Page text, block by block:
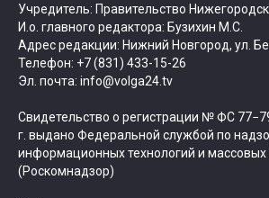
Учредитель: Правительство
И.о. главного редактора: Бузихин М.С.
Адрес редакции: Нижний Новгород, ул.
Телефон: +7 (831) 433-15-26
Эл. почта: info@volga24.tv
Свидетельство о регистрации № ФС
г. выдано Федеральной службой по
информационных технологий и
(Роскомнадзор)